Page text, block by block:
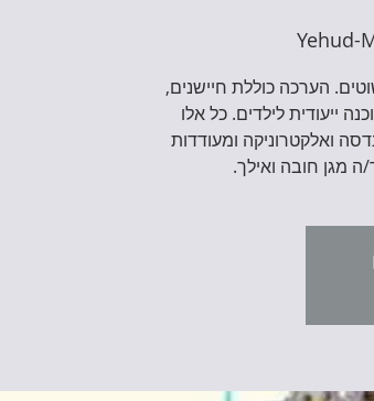
Yehud-
הערכה כוללת חיישנים,
ייעודית לילדים. כל אלו
ואלקטרוניקה ומעודדות
ה מגן חובה ואילך.